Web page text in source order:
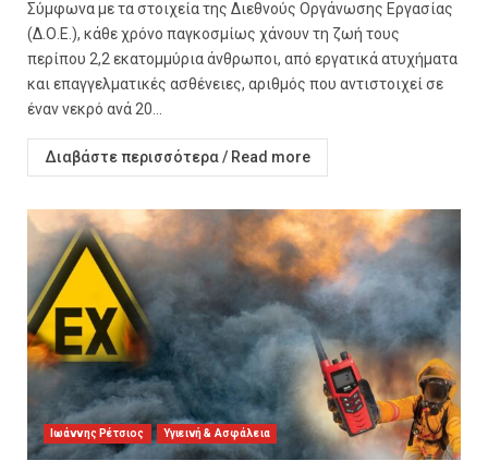
Σύμφωνα με τα στοιχεία της Διεθνούς Οργάνωσης Εργασίας
(Δ.Ο.Ε.), κάθε χρόνο παγκοσμίως χάνουν τη ζωή τους
περίπου 2,2 εκατομμύρια άνθρωποι, από εργατικά ατυχήματα
και επαγγελματικές ασθένειες, αριθμός που αντιστοιχεί σε
έναν νεκρό ανά 20...
Διαβάστε περισσότερα / Read more
Ιωάννης Ρέτσιος Υγιεινή & Ασφάλεια